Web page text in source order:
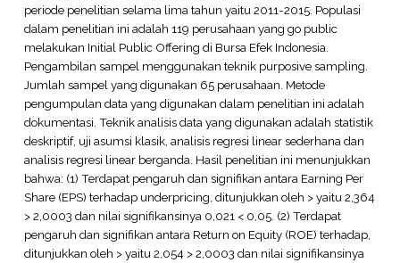
periode penelitian selama lima tahun yaitu 2011-2015. Populasi
dalam penelitian ini adalah 119 perusahaan yang go public
melakukan Initial Public Offering di Bursa Efek Indonesia.
Pengambilan sampel menggunakan teknik purposive sampling.
Jumlah sampel yang digunakan 65 perusahaan. Metode
pengumpulan data yang digunakan dalam penelitian ini adalah
dokumentasi. Teknik analisis data yang digunakan adalah statistik
deskriptif, uji asumsi klasik, analisis regresi linear sederhana dan
analisis regresi linear berganda. Hasil penelitian ini menunjukkan
bahwa: (1) Terdapat pengaruh dan signifikan antara Earning Per
Share (EPS) terhadap underpricing, ditunjukkan oleh > yaitu 2,364
> 2,0003 dan nilai signifikansinya 0,021 < 0,05. (2) Terdapat
pengaruh dan signifikan antara Return on Equity (ROE) terhadap,
ditunjukkan oleh > yaitu 2,054 > 2,0003 dan nilai signifikansinya